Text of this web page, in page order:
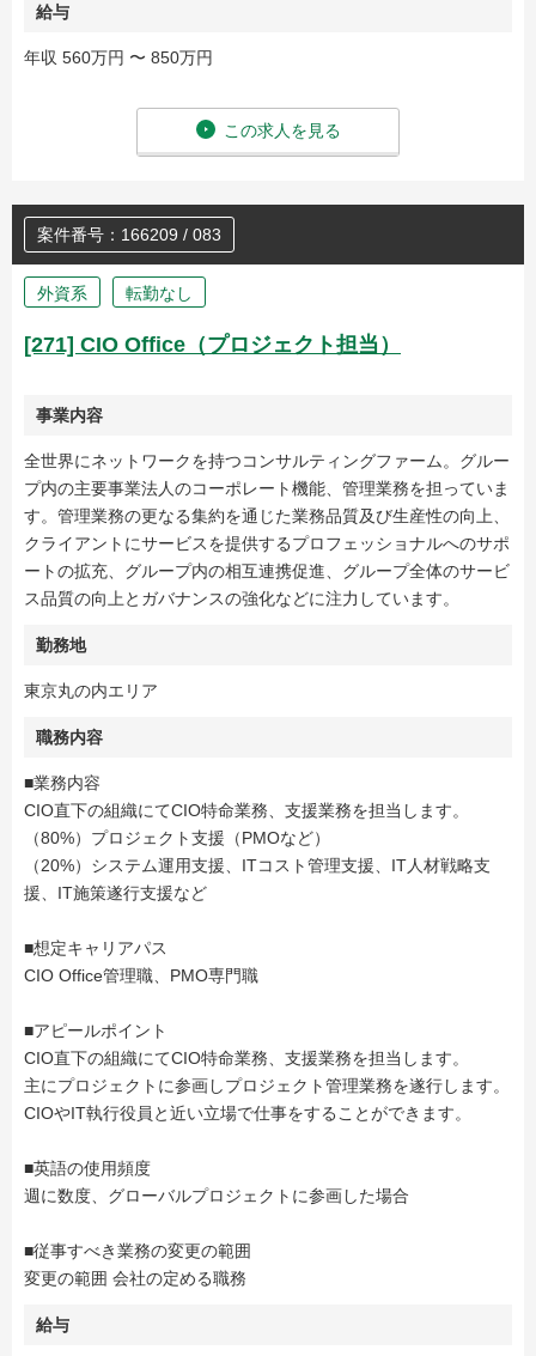
給与
年収 560万円 〜 850万円
この求人を見る
案件番号：166209 / 083
外資系 転勤なし
[271] CIO Office（プロジェクト担当）
事業内容
全世界にネットワークを持つコンサルティングファーム。グルー
プ内の主要事業法人のコーポレート機能、管理業務を担っていま
す。管理業務の更なる集約を通じた業務品質及び生産性の向上、
クライアントにサービスを提供するプロフェッショナルへのサポ
ートの拡充、グループ内の相互連携促進、グループ全体のサービ
ス品質の向上とガバナンスの強化などに注力しています。
勤務地
東京丸の内エリア
職務内容
■業務内容
CIO直下の組織にてCIO特命業務、支援業務を担当します。
（80%）プロジェクト支援（PMOなど）
（20%）システム運用支援、ITコスト管理支援、IT人材戦略支
援、IT施策遂行支援など
■想定キャリアパス
CIO Office管理職、PMO専門職
■アピールポイント
CIO直下の組織にてCIO特命業務、支援業務を担当します。
主にプロジェクトに参画しプロジェクト管理業務を遂行します。
CIOやIT執行役員と近い立場で仕事をすることができます。
■英語の使用頻度
週に数度、グローバルプロジェクトに参画した場合
■従事すべき業務の変更の範囲
変更の範囲 会社の定める職務
給与